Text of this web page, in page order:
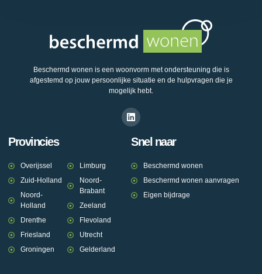
Beschermd wonen is een woonvorm met ondersteuning die is
afgestemd op jouw persoonlijke situatie en de hulpvragen die je
mogelijk hebt.
Provincies
Overijssel
Zuid-Holland
Noord-
Holland
Drenthe
Friesland
Groningen
Limburg
Noord-
Brabant
Zeeland
Flevoland
Utrecht
Gelderland
Snel naar
Beschermd wonen
Beschermd wonen aanvragen
Eigen bijdrage